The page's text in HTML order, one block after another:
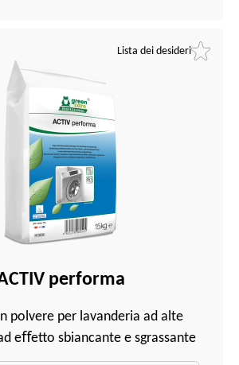
Lista dei desideri
performa
polvere per lavanderia ad alte
eﬀetto sbiancante e sgrassante